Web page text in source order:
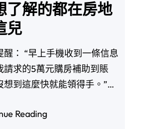
了解的都在房地
兒
醒： “早上手機收到一條信息
請求的5萬元購房補助到賬
想到這麼快就能領得手。”往
Reading